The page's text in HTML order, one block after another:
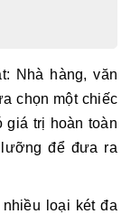
Nhà hàng, văn
chọn một chiếc
giá trị hoàn toàn
để đưa ra
loại két đa